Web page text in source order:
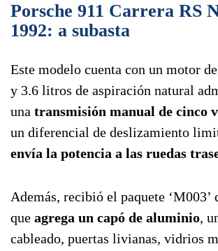
Porsche 911 Carrera RS
1992: a subasta
Este modelo cuenta con un motor
y 3.6 litros de aspiración natural
una transmisión manual de cinco
un diferencial de deslizamiento
envía la potencia a las ruedas
Además, recibió el paquete ‘M003’
que agrega un capó de aluminio,
cableado, puertas livianas, vidrios